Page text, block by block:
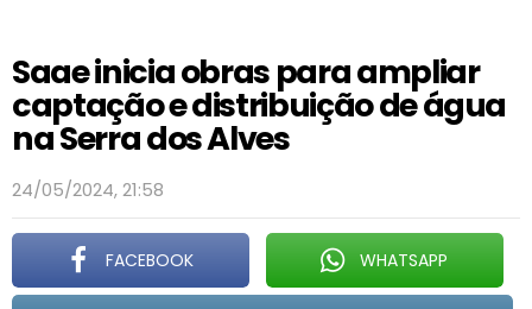
Saae inicia obras para ampliar
captação e distribuição de água
na Serra dos Alves
24/05/2024, 21:58
FACEBOOK WHATSAPP